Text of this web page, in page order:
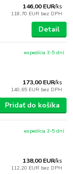
146,00 EUR/ks
118,70 EUR bez DPH
Detail
173,00 EUR/ks
140,65 EUR bez DPH
expedícia 3-5 dní
Pridať do košíka
138,00 EUR/ks
112,20 EUR bez DPH
expedícia 3-5 dní